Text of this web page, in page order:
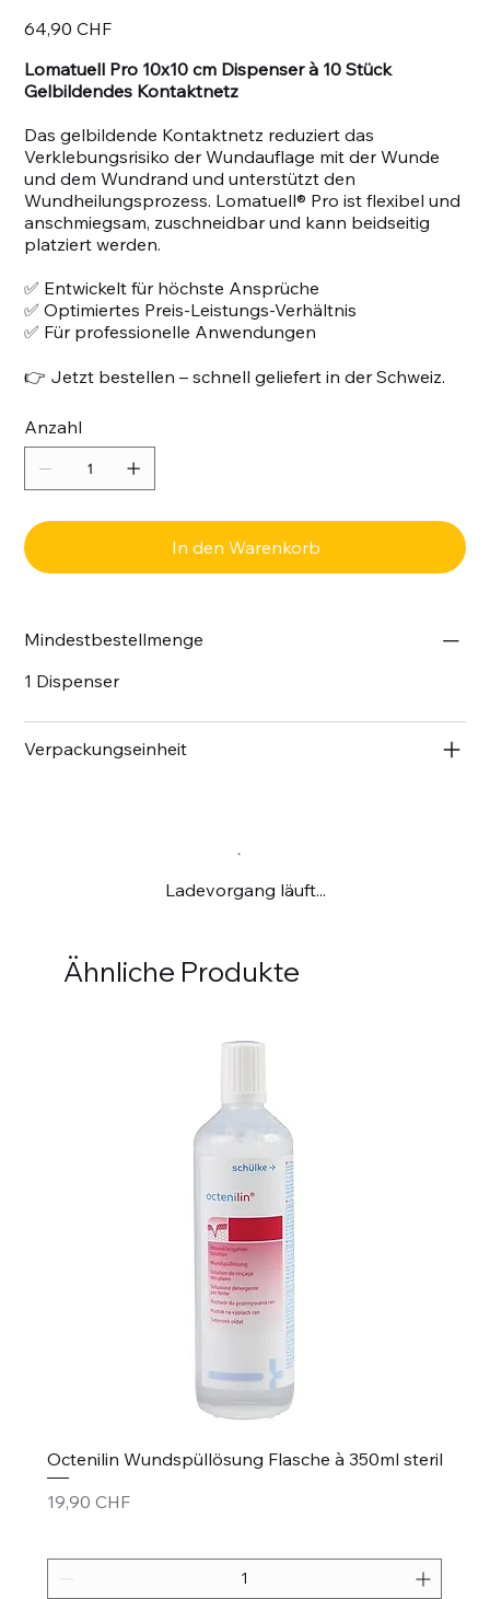
64,90 CHF
Lomatuell Pro 10x10 cm Dispenser à 10 Stück
Gelbildendes Kontaktnetz
Das gelbildende Kontaktnetz reduziert das
Verklebungsrisiko der Wundauflage mit der Wunde
und dem Wundrand und unterstützt den
Wundheilungsprozess. Lomatuell® Pro ist flexibel und
anschmiegsam, zuschneidbar und kann beidseitig
platziert werden.
✅ Entwickelt für höchste Ansprüche
✅ Optimiertes Preis-Leistungs-Verhältnis
✅ Für professionelle Anwendungen
👉 Jetzt bestellen – schnell geliefert in der Schweiz.
Anzahl
In den Warenkorb
Mindestbestellmenge
1 Dispenser
Verpackungseinheit
Ladevorgang läuft...
Ähnliche Produkte
Octenilin Wundspüllösung Flasche à 350ml steril
Preis
19,90 CHF